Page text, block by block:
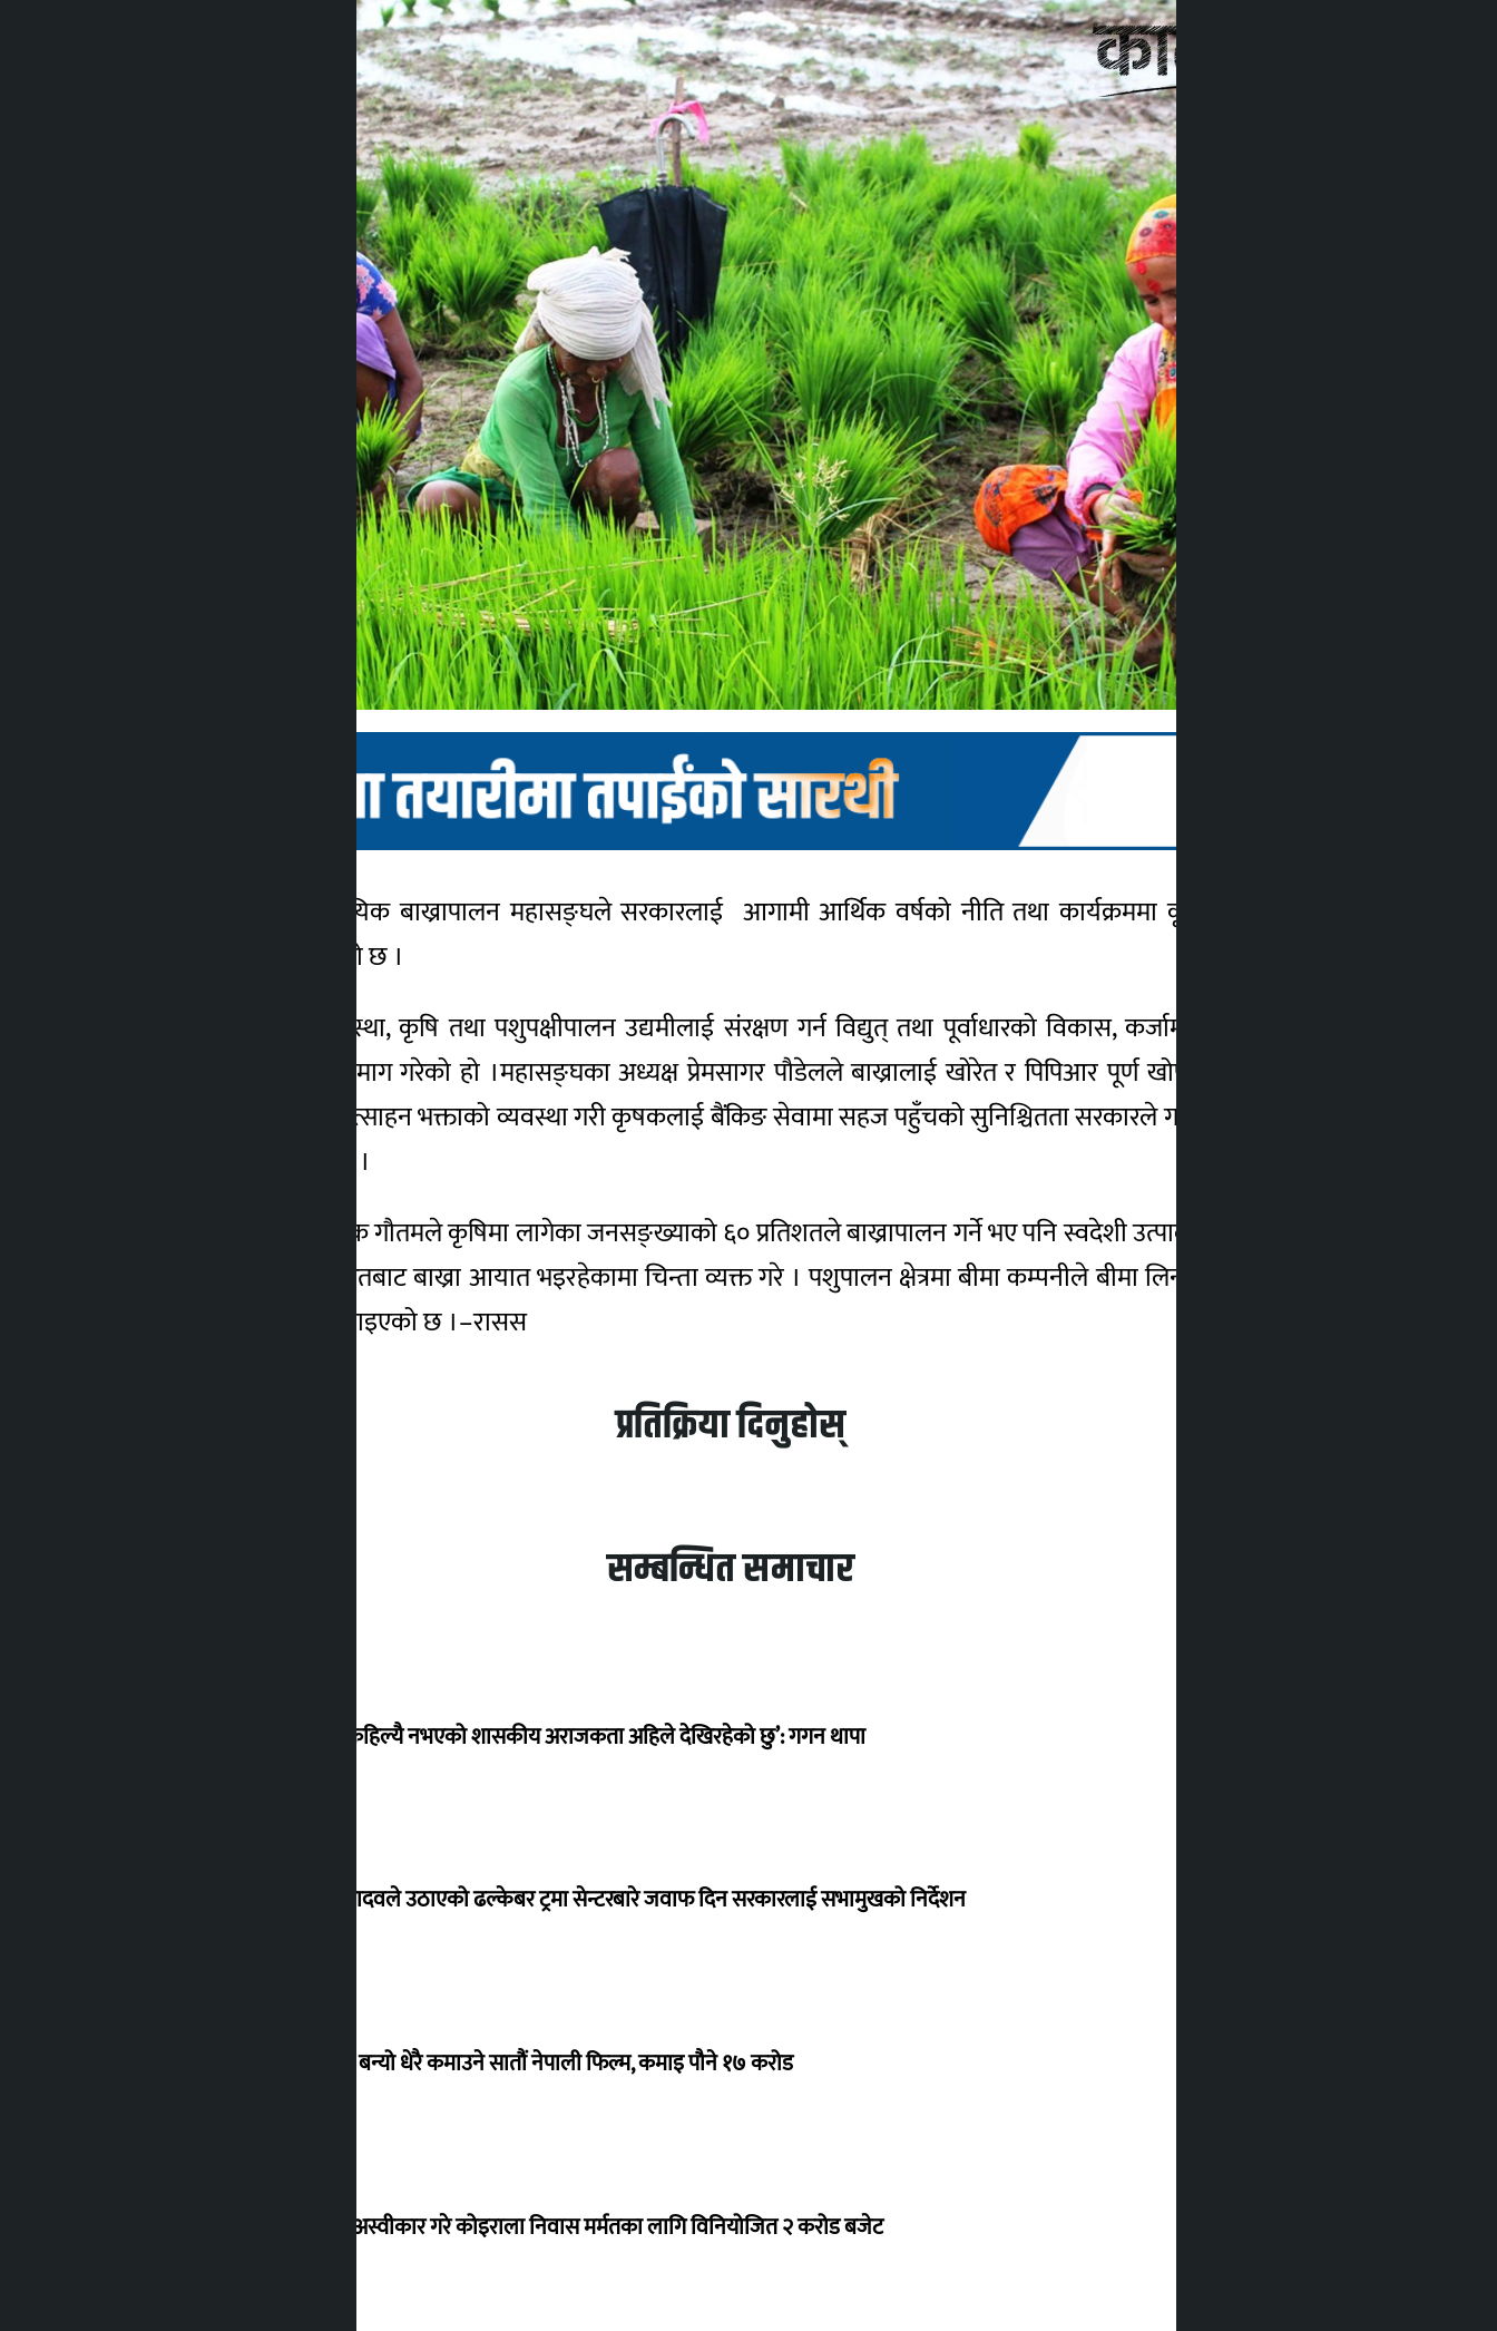
काठमाडौँ । नेपाल व्यावसायिक बाख्रापालन महासङ्घले सरकारलाई आगामी आर्थिक वर्षको नीति तथा कार्यक्रममा कृषि तथा पशुपालन क्षेत्रलाई
प्राथमिकतामा राख्न माग गरेको छ ।
किसान क्रेडिट कार्डको व्यवस्था, कृषि तथा पशुपक्षीपालन उद्यमीलाई संरक्षण गर्न विद्युत् तथा पूर्वाधारको विकास, कर्जामा सहुलियतलगायत सुविधा
उपलब्ध गराउन महासङ्घले माग गरेको हो ।महासङ्घका अध्यक्ष प्रेमसागर पौडेलले बाख्रालाई खोरेत र पिपिआर पूर्ण खोपको व्यवस्था, दुर्घटना बीमा,
तालिम, सामाजिक सुरक्षा, प्रोत्साहन भक्ताको व्यवस्था गरी कृषकलाई बैंकिङ सेवामा सहज पहुँचको सुनिश्चितता सरकारले गर्न सकेमा देशमा कृषि क्षेत्रको
विकास हुने विश्वास व्यक्त गरे ।
महासङ्घका कोषाध्यक्ष दीपक गौतमले कृषिमा लागेका जनसङ्ख्याको ६० प्रतिशतले बाख्रापालन गर्ने भए पनि स्वदेशी उत्पादनका लागि सरकारले उचित
नीति बनाउन नसकेकाले भारतबाट बाख्रा आयात भइरहेकामा चिन्ता व्यक्त गरे । पशुपालन क्षेत्रमा बीमा कम्पनीले बीमा लिन नखोज्ने, लिएकाको भुक्तानी
ढिलाइ गर्ने समस्या रहेको बताइएको छ ।–रासस
प्रतिक्रिया दिनुहोस्
सम्बन्धित समाचार
‘देशमा कहिल्यै नभएको शासकीय अराजकता अहिले देखिरहेको छु’: गगन थापा
सांसद यादवले उठाएको ढल्केबर ट्रमा सेन्टरबारे जवाफ दिन सरकारलाई सभामुखको निर्देशन
‘गौंथली’ बन्यो धेरै कमाउने सातौं नेपाली फिल्म, कमाइ पौने १७ करोड
शेखरले अस्वीकार गरे कोइराला निवास मर्मतका लागि विनियोजित २ करोड बजेट